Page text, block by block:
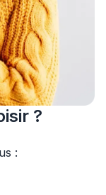
?
: